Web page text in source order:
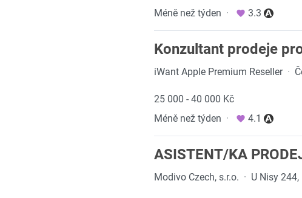
Méně než týden · 3.3
Konzultant prodeje
iWant Apple Premium Reseller ·
25 000 - 40 000 Kč
Méně než týden · 4.1
ASISTENT/KA
Modivo Czech, s.r.o. · U Nisy